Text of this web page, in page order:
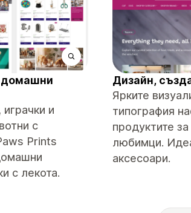
домашни
и
с
Prints
с лекота.
Дизайн,
Ярките
типография
продуктите
любимци.
аксесоари.